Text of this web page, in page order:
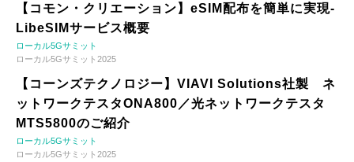
【コモン・クリエーション】eSIM配布を簡単に実現-
LibeSIMサービス概要
ローカル5Gサミット
ローカル5Gサミット2025
【コーンズテクノロジー】VIAVI Solutions社製 ネ
ットワークテスタONA800／光ネットワークテスタ
MTS5800のご紹介
ローカル5Gサミット
ローカル5Gサミット2025